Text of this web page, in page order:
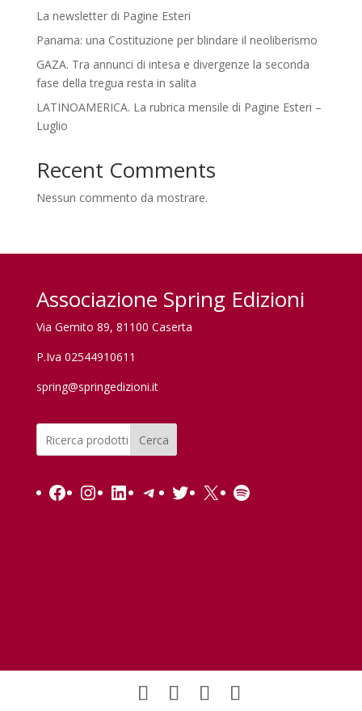
La newsletter di Pagine Esteri
Panama: una Costituzione per blindare il neoliberismo
GAZA. Tra annunci di intesa e divergenze la seconda
fase della tregua resta in salita
LATINOAMERICA. La rubrica mensile di Pagine Esteri –
Luglio
Recent Comments
Nessun commento da mostrare.
Associazione Spring Edizioni
Via Gemito 89, 81100 Caserta
P.Iva 02544910611
spring@springedizioni.it
Cerca
Facebook
Instagram
LinkedIn
Telegram
Twitter
X Spotify